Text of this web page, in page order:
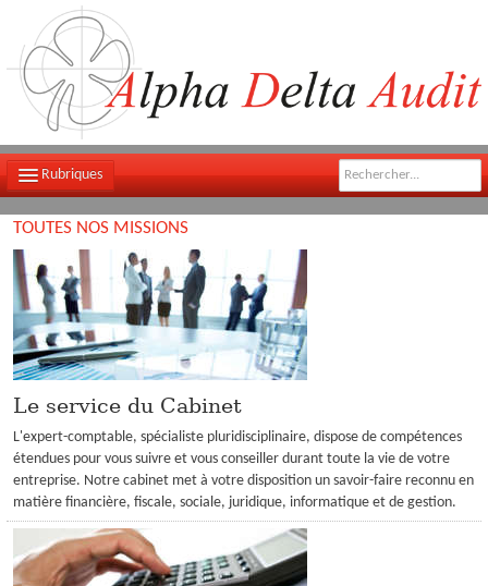
Rubriques
LE CABINET
NOTRE ÉQUIPE
NOS MISSIONS
CONTACT
PLAN D'ACCÈS
FILS D'ACTUALITÉS
INFOS DE GESTION
OUTILS PRATIQUES
MON COMPTE
TOUTES NOS MISSIONS
Le service du Cabinet
L'expert-comptable, spécialiste pluridisciplinaire, dispose de compétences
étendues pour vous suivre et vous conseiller durant toute la vie de votre
entreprise. Notre cabinet met à votre disposition un savoir-faire reconnu en
matière financière, fiscale, sociale, juridique, informatique et de gestion.